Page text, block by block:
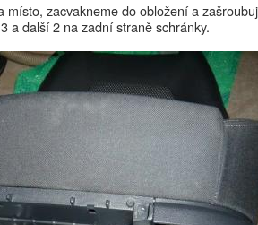
místo, zacvakneme do obložení a
a další 2 na zadní straně schránky.